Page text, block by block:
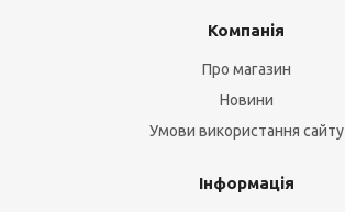
Компанія
Про магазин
Новини
Умови використання сайту
Інформація